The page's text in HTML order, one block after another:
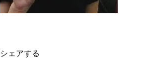
シェアする